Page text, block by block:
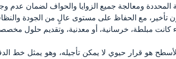
المحددة ومعالجة جميع الزوايا والحواف لضمان عدم
دون تأخير، مع الحفاظ على مستوى عالٍ من الجودة
كانت مبلطة، خرسانية، أو معدنية، وتقديم حلول
هو قرار حيوي لا يمكن تأجيله، وهو يمثل خط